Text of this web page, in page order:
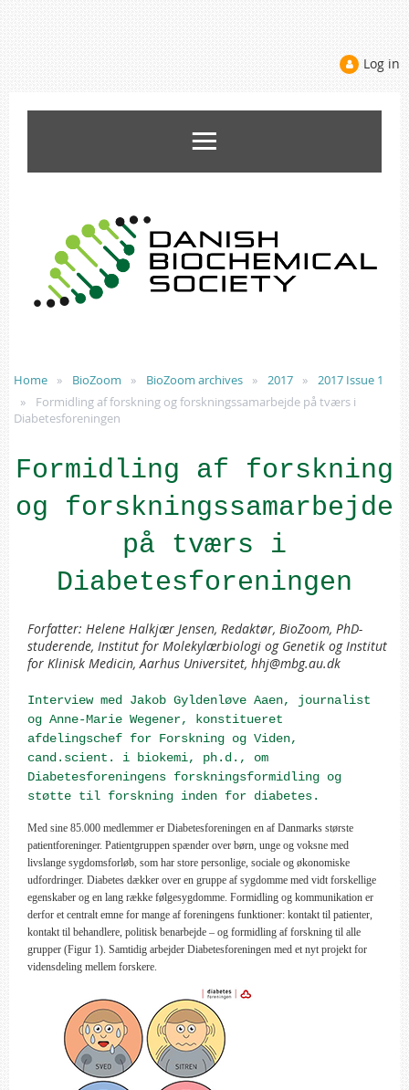
Log in
Home BioZoom BioZoom archives 2017
2017 Issue 1
Formidling af forskning og forskningssamarbejde på tværs i
Diabetesforeningen
Formidling af forskning
og forskningssamarbejde
på tværs i
Diabetesforeningen
Forfatter: Helene Halkjær Jensen, Redaktør, BioZoom, PhD-
studerende, Institut for Molekylærbiologi og Genetik og Institut
for Klinisk Medicin, Aarhus Universitet, hhj@mbg.au.dk
Interview med Jakob Gyldenløve Aaen, journalist
og Anne-Marie Wegener, konstitueret
afdelingschef for Forskning og Viden,
cand.scient. i biokemi, ph.d., om
Diabetesforeningens forskningsformidling og
støtte til forskning inden for diabetes.
Med sine 85.000 medlemmer er Diabetesforeningen en af Danmarks største
patientforeninger. Patientgruppen spænder over børn, unge og voksne med
livslange sygdomsforløb, som har store personlige, sociale og økonomiske
udfordringer. Diabetes dækker over en gruppe af sygdomme med vidt forskellige
egenskaber og en lang række følgesygdomme. Formidling og kommunikation er
derfor et centralt emne for mange af foreningens funktioner: kontakt til patienter,
kontakt til behandlere, politisk benarbejde – og formidling af forskning til alle
grupper (Figur 1). Samtidig arbejder Diabetesforeningen med et nyt projekt for
vidensdeling mellem forskere.